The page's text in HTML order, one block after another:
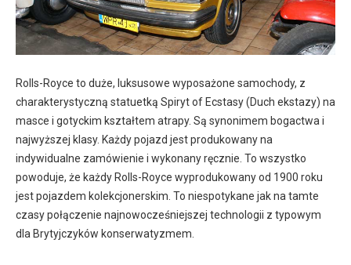
Rolls-Royce to duże, luksusowe wyposażone samochody, z
charakterystyczną statuetką Spiryt of Ecstasy (Duch ekstazy) na
masce i gotyckim kształtem atrapy. Są synonimem bogactwa i
najwyższej klasy. Każdy pojazd jest produkowany na
indywidualne zamówienie i wykonany ręcznie. To wszystko
powoduje, że każdy Rolls-Royce wyprodukowany od 1900 roku
jest pojazdem kolekcjonerskim. To niespotykane jak na tamte
czasy połączenie najnowocześniejszej technologii z typowym
dla Brytyjczyków konserwatyzmem.